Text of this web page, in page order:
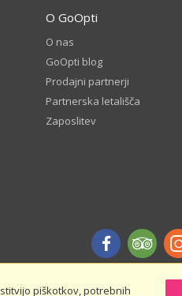
piškotkov, potrebnih
O GoOpti
O nas
GoOpti blog
Prodajni partnerji
Partnerska letališča
Zaposlitev